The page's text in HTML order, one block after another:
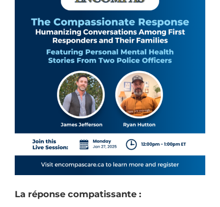
La réponse compatissante :